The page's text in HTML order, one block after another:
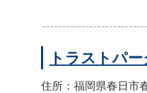
トラストパ
住所：福岡県春日市